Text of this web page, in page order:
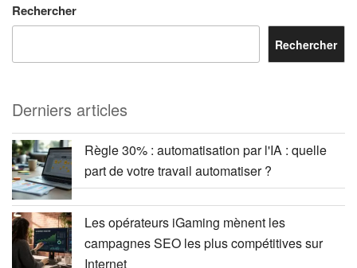
Rechercher
Rechercher
Derniers articles
Règle 30% : automatisation par l'IA : quelle
part de votre travail automatiser ?
Les opérateurs iGaming mènent les
campagnes SEO les plus compétitives sur
Internet